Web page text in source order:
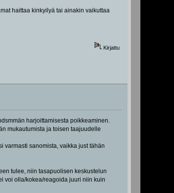
haittaa kinkyilyä tai ainakin vaikuttaa
Kirjattu
harjoittamisesta poikkeaminen.
mukautumista ja toisen taajuudelle
varmasti sanomista, vaikka just tähän
tulee, niin tasapuolisen keskustelun
voi olla/kokea/reagoida juuri niin kuin